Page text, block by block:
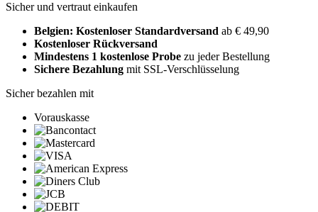
Sicher und vertraut einkaufen
Belgien: Kostenloser Standardversand ab € 49,90
Kostenloser Rückversand
Mindestens 1 kostenlose Probe zu jeder Bestellung
Sichere Bezahlung mit SSL-Verschlüsselung
Sicher bezahlen mit
Vorauskasse